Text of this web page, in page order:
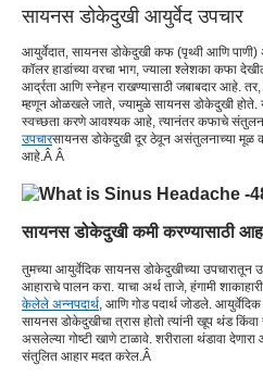
सायनस डोकेदुखी आयुर्वेद उपचार
आयुर्वेदात, सायनस डोकेदुखी कफ (पृथ्वी आणि
कॉलर हाडांच्या वरचा भाग, ज्याला श्लेशका कफा
आर्द्रता आणि स्नेहन राखण्यासाठी जबाबदार आहे.
म्हणून ओळखले जाते, ज्यामुळे सायनस डोकेदुखी होते.
स्वच्छता करणे आवश्यक आहे, त्यानंतर कफाचे संतुलन
उपचारसायनस डोकेदुखी दूर ठेवून असंतुलनाच्या मूळ
आहे.Â Â
सायनस डोकेदुखी कमी करण्यासाठी
तुमच्या आयुर्वेदिक सायनस डोकेदुखीच्या उपचारातून
आहाराचे पालन करा. याचा अर्थ ताजे, हंगामी
केलेले अन्नपदार्थ , आणि गोड पदार्थ जोडले.
सायनस डोकेदुखीचा त्रास होतो त्यांनी खूप थंड
असलेल्या गोष्टी खाणे टाळावे. शरीराला थंडावा
संतुलित आहार मदत करेल.Â